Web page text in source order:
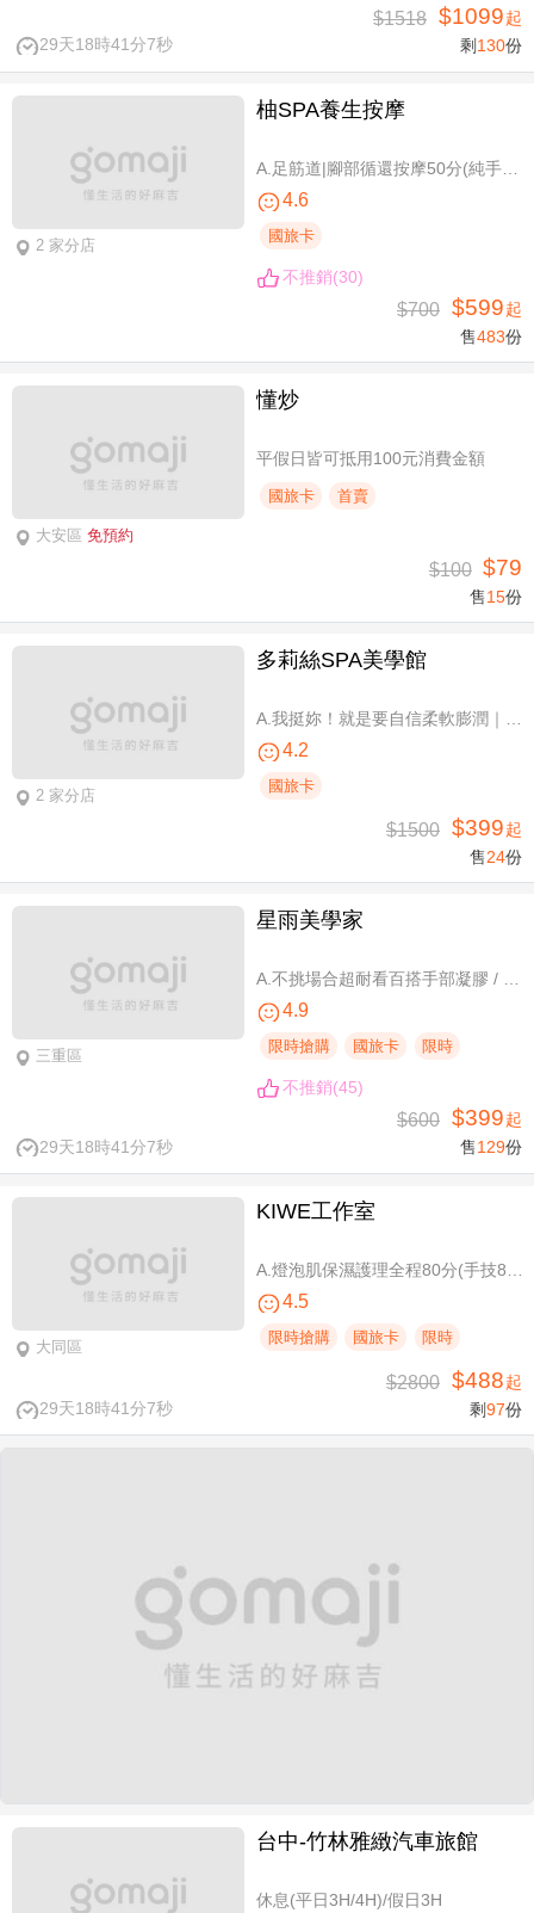
29天18時41分7秒
$1518 $1099起
剩 130份
2 家分店
柚SPA養生按摩
4.6
國旅卡
不推銷(30)
$700 $599起
售483份
大安區 免預約
懂炒
平假日皆可抵用100元消費金額
國旅卡 首賣
$100 $79
售15份
2 家分店
多莉絲SPA美學館
4.2
國旅卡
$1500 $399起
售24份
三重區
星雨美學家
4.9
限時搶購 國旅卡 限時
不推銷(45)
29天18時41分7秒
$600 $399起
售129份
大同區
KIWE工作室
A.燈泡肌保濕護理全程80分(手技80分) / B.薰衣草美白保濕護理 全程80分/ C.排痠精油全身循環按摩共60分(手技60分)/ D.《不限體驗單次券》黃金體態美型平衡(腰腹/臀腿)二選一 全程40分(手技40分)
4.5
限時搶購 國旅卡 限時
29天18時41分7秒
$2800 $488起
剩97份
台中-竹林雅緻汽車旅館
休息(平日3H/4H)/假日3H